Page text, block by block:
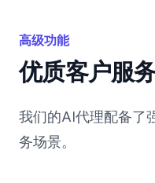
高级功能
优质客户服
我们的AI代理配备了
务场景。